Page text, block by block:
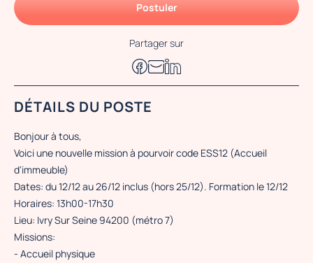
Postuler
Partager sur
DÉTAILS DU POSTE
Bonjour à tous,
Voici une nouvelle mission à pourvoir code ESS12 (Accueil
d'immeuble)
Dates: du 12/12 au 26/12 inclus (hors 25/12). Formation le 12/12
Horaires: 13h00-17h30
Lieu: Ivry Sur Seine 94200 (métro 7)
Missions:
- Accueil physique